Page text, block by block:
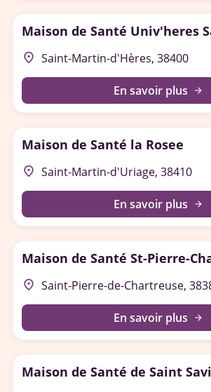
Maison de Santé Univ'heres
place Saint-Martin-d'Hères, 38400
En savoir plus arrow_forward
Maison de Santé la Rosee
place Saint-Martin-d'Uriage, 38410
En savoir plus arrow_forward
Maison de Santé St-Pierre-
place Saint-Pierre-de-Chartreuse,
En savoir plus arrow_forward
Maison de Santé de Saint